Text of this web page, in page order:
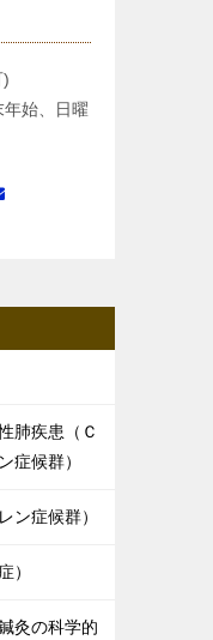
始、日曜
肺疾患（Ｃ
症候群）
ン症候群）
）
灸の科学的